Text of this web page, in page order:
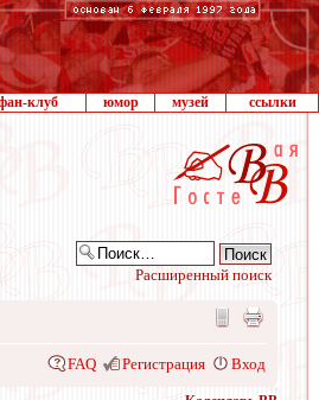
клуб юмор музей ссылки
Расширенный поиск
FAQ Регистрация Вход